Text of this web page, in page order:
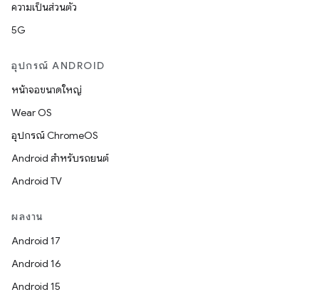
ความเป็นส่วนตัว
5G
อุปกรณ์ ANDROID
หน้าจอขนาดใหญ่
Wear OS
อุปกรณ์ ChromeOS
Android สำหรับรถยนต์
Android TV
ผลงาน
Android 17
Android 16
Android 15